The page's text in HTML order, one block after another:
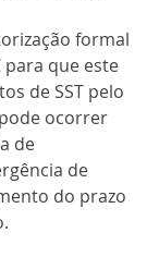
formal
para que este
de SST pelo
ocorrer
de
de
do prazo